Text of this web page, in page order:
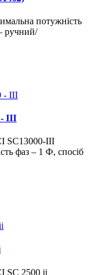
потужність
ручний/
- III
SC13000-III
фаз – 1 Ф, спосіб
SC 2500 ii